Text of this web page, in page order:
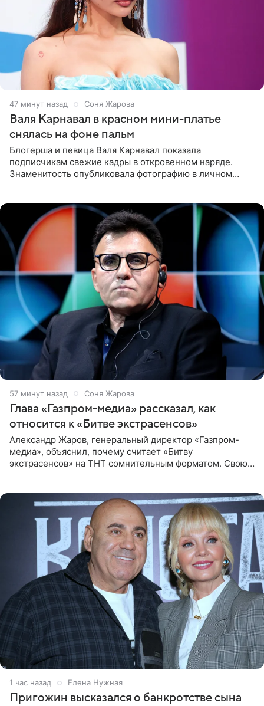
47 минут назад Соня Жарова
Валя Карнавал в красном мини-платье
снялась на фоне пальм
Блогерша и певица Валя Карнавал показала
подписчикам свежие кадры в откровенном наряде.
Знаменитость опубликовала фотографию в личном
57 минут назад Соня Жарова
Глава «Газпром-медиа» рассказал, как
относится к «Битве экстрасенсов»
Александр Жаров, генеральный директор «Газпром-
медиа», объяснил, почему считает «Битву
экстрасенсов» на ТНТ сомнительным форматом. Свою
1 час назад Елена Нужная
Пригожин высказался о банкротстве сына